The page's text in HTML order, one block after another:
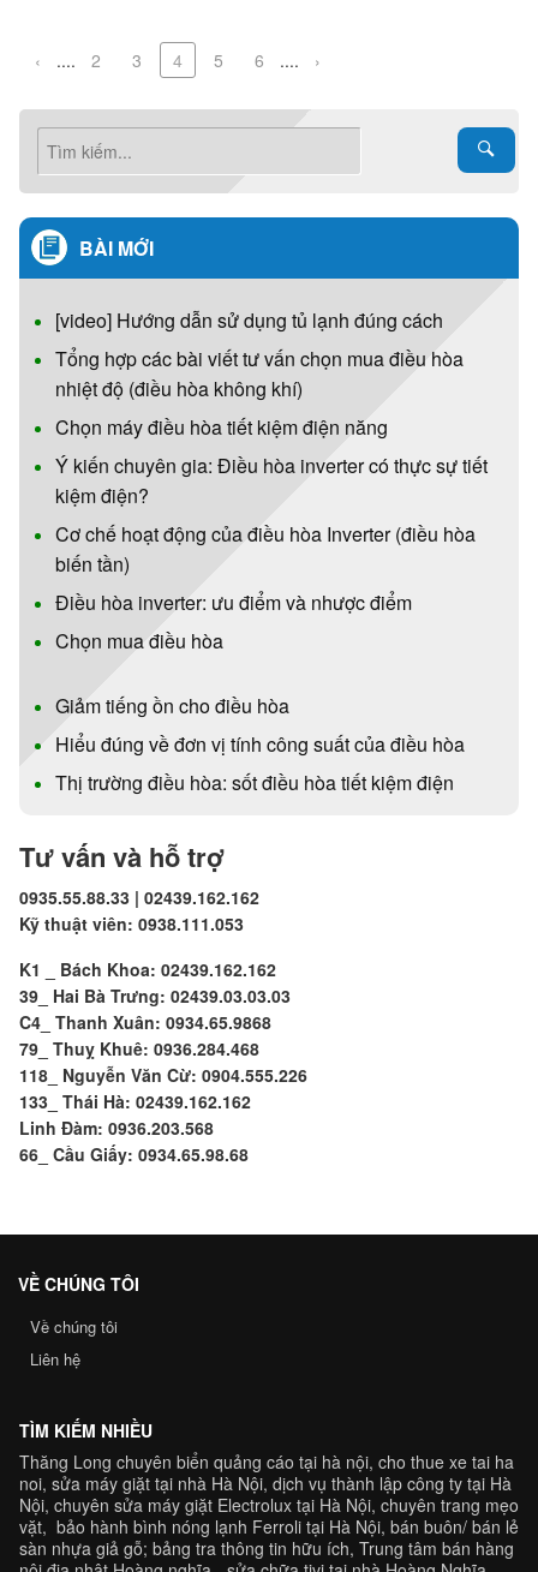
‹ .... 2 3 4 5 6 .... ›
BÀI MỚI
[video] Hướng dẫn sử dụng tủ lạnh đúng cách
Tổng hợp các bài viết tư vấn chọn mua điều hòa
nhiệt độ (điều hòa không khí)
Chọn máy điều hòa tiết kiệm điện năng
Ý kiến chuyên gia: Điều hòa inverter có thực sự tiết
kiệm điện?
Cơ chế hoạt động của điều hòa Inverter (điều hòa
biến tần)
Điều hòa inverter: ưu điểm và nhược điểm
Chọn mua điều hòa
Giảm tiếng ồn cho điều hòa
Hiểu đúng về đơn vị tính công suất của điều hòa
Thị trường điều hòa: sốt điều hòa tiết kiệm điện
Tư vấn và hỗ trợ
0935.55.88.33 | 02439.162.162
Kỹ thuật viên: 0938.111.053
K1 _ Bách Khoa: 02439.162.162
39_ Hai Bà Trưng: 02439.03.03.03
C4_ Thanh Xuân: 0934.65.9868
79_ Thuỵ Khuê: 0936.284.468
118_ Nguyễn Văn Cừ: 0904.555.226
133_ Thái Hà: 02439.162.162
Linh Đàm: 0936.203.568
66_ Cầu Giấy: 0934.65.98.68
VỀ CHÚNG TÔI
Về chúng tôi
Liên hệ
TÌM KIẾM NHIỀU
Thăng Long chuyên biển quảng cáo tại hà nội, cho thue xe tai ha
noi, sửa máy giặt tại nhà Hà Nội, dịch vụ thành lập công ty tại Hà
Nội, chuyên sửa máy giặt Electrolux tại Hà Nội, chuyên trang mẹo
vặt, bảo hành bình nóng lạnh Ferroli tại Hà Nội, bán buôn/ bán lẻ
sàn nhựa giả gỗ; bảng tra thông tin hữu ích, Trung tâm bán hàng